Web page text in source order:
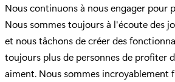
Nous continuons à nous engager pour
Nous sommes toujours à l'écoute des
et nous tâchons de créer des
toujours plus de personnes de profiter
aiment. Nous sommes incroyablement